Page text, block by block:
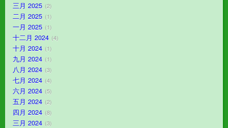
三月 2025 2
二月 2025 1
一月 2025 1
十二月 2024 4
十月 2024 1
九月 2024 1
八月 2024 3
七月 2024 4
六月 2024 5
五月 2024 2
四月 2024 8
三月 2024 3